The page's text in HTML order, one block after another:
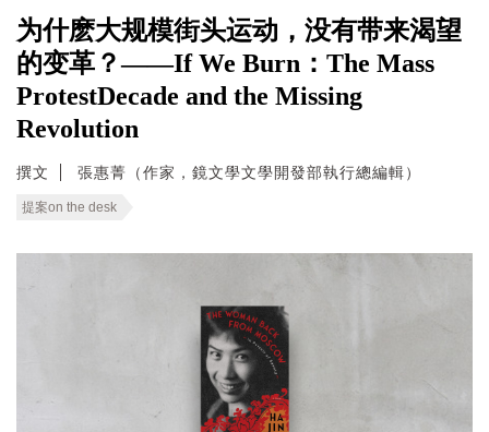
为什麽大规模街头运动，没有带来渴望
的变革？——If We Burn：The Mass
ProtestDecade and the Missing
Revolution
撰文 張惠菁（作家，鏡文學文學開發部執行總編輯）
提案on the desk